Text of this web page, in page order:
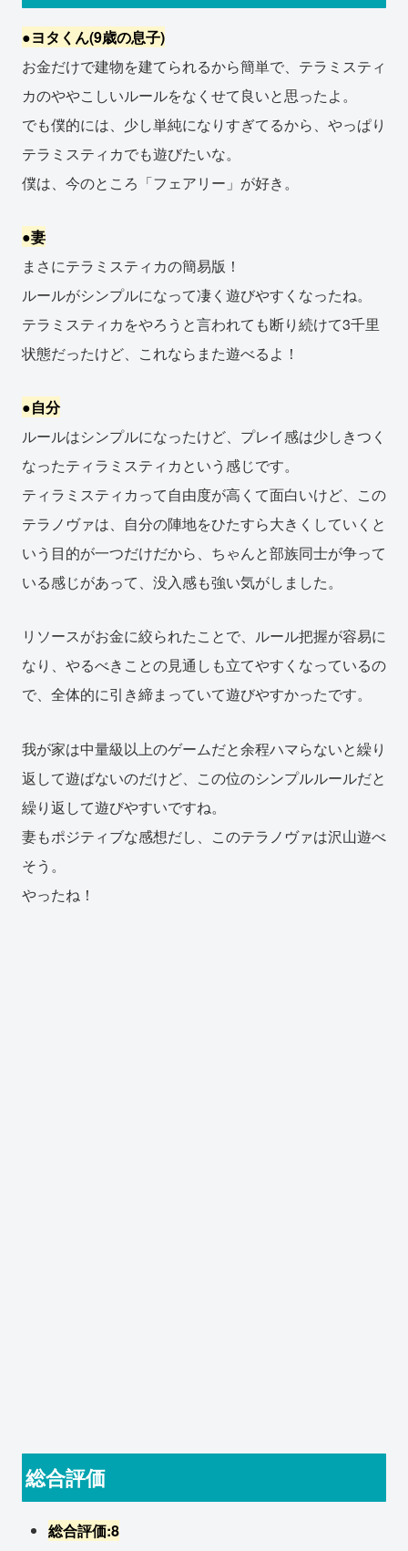
●ヨタくん(9歳の息子)
お金だけで建物を建てられるから簡単で、テラミスティ
カのややこしいルールをなくせて良いと思ったよ。
でも僕的には、少し単純になりすぎてるから、やっぱり
テラミスティカでも遊びたいな。
僕は、今のところ「フェアリー」が好き。
●妻
まさにテラミスティカの簡易版！
ルールがシンプルになって凄く遊びやすくなったね。
テラミスティカをやろうと言われても断り続けて3千里
状態だったけど、これならまた遊べるよ！
●自分
ルールはシンプルになったけど、プレイ感は少しきつく
なったティラミスティカという感じです。
ティラミスティカって自由度が高くて面白いけど、この
テラノヴァは、自分の陣地をひたすら大きくしていくと
いう目的が一つだけだから、ちゃんと部族同士が争って
いる感じがあって、没入感も強い気がしました。
リソースがお金に絞られたことで、ルール把握が容易に
なり、やるべきことの見通しも立てやすくなっているの
で、全体的に引き締まっていて遊びやすかったです。
我が家は中量級以上のゲームだと余程ハマらないと繰り
返して遊ばないのだけど、この位のシンプルルールだと
繰り返して遊びやすいですね。
妻もポジティブな感想だし、このテラノヴァは沢山遊べ
そう。
やったね！
総合評価
総合評価:8